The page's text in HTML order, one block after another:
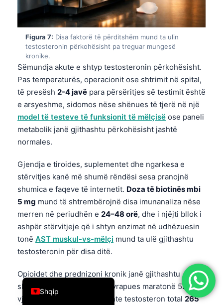
Figura 7: Disa faktorë të përditshëm mund ta ulin
testosteronin përkohësisht pa treguar mungesë
kronike.
Sëmundja akute e shtyp testosteronin përkohësisht.
Pas temperaturës, operacionit ose shtrimit në spital,
të presësh 2-4 javë para përsëritjes së testimit është
e arsyeshme, sidomos nëse shënues të tjerë në një
model të testeve të funksionit të mëlçisë ose paneli
metabolik janë gjithashtu përkohësisht jashtë
normales.
Gjendja e tiroides, suplementet dhe ngarkesa e
stërvitjes kanë më shumë rëndësi sesa pranojnë
shumica e faqeve të internetit. Doza të biotinës mbi
5 mg mund të shtrembërojnë disa imunanaliza nëse
merren në periudhën e 24–48 orë, dhe i njëjti bllok i
ashpër stërvitjeje që i shtyn enzimat në udhëzuesin
tonë AST muskul-vs-mëlçi mund ta ulë gjithashtu
testosteronin për disa ditë.
Opioidet dhe prednizoni kronik janë gjithashtu
shkaqe të zakonshme. Një vrapues maratonë 52-
vjeçar që kam rishikuar kishte testosteron total 265
Shqip
English
العربية
Français
Italiano
Español
Português
Ελληνικά
Türkçe
Română
简体中文
فارسی
Български
Dansk
Nederlands
हिन्दी